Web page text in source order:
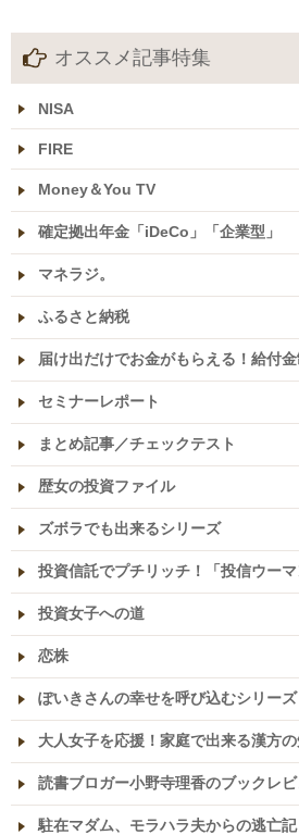
オススメ記事特集
NISA
FIRE
Money＆You TV
確定拠出年金「iDeCo」「企業型」
マネラジ。
ふるさと納税
届け出だけでお金がもらえる！給付
セミナーレポート
まとめ記事／チェックテスト
歴女の投資ファイル
ズボラでも出来るシリーズ
投資信託でプチリッチ！「投信ウーマ
投資女子への道
恋株
ぽいきさんの幸せを呼び込むシリーズ
大人女子を応援！家庭で出来る漢方
読書ブロガー小野寺理香のブックレ
駐在マダム、モラハラ夫からの逃亡記